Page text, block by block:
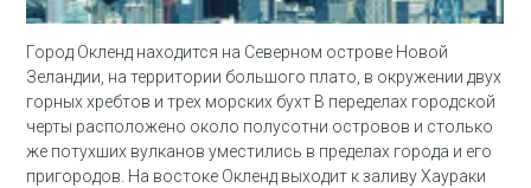
Город Окленд находится на Северном острове Новой
Зеландии, на территории большого плато, в окружении двух
горных хребтов и трех морских бухт В переделах городской
черты расположено около полусотни островов и столько
же потухших вулканов уместились в пределах города и его
пригородов. На востоке Окленд выходит к заливу Хаураки